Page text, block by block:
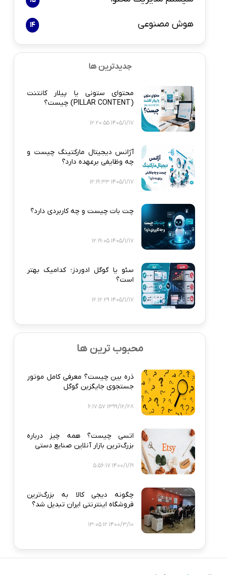
هوش مصنوعی 14
جدیدترین ها
محتوای ستونی یا پیلار کانتنت
(PILLAR CONTENT) چیست؟
1405/1/17 12:20:55
آژانس دیجیتال مارکتینگ چیست و
چه وظایفی برعهده دارد؟
1405/1/17 12:19:33
چت بات چیست و چه کاربردی دارد؟
1405/1/17 12:19:05
سئو یا گوگل ادوردز؛ کدامیک بهتر
است؟
1405/1/17 12:12:29
محبوب ترین ها
ذره‌ بین چیست؟ معرفی کامل موتور
جستجوی جایگزین گوگل
1399/12/28 6:17:57
اتسی چیست؟ همه‌ چیز درباره
بزرگ‌ترین بازار آنلاین صنایع دستی
1400/1/19 5:56:17
چگونه دیجی‌ کالا به بزرگ‌ترین
فروشگاه اینترنتی ایران تبدیل شد؟
1400/3/10 13:05:12